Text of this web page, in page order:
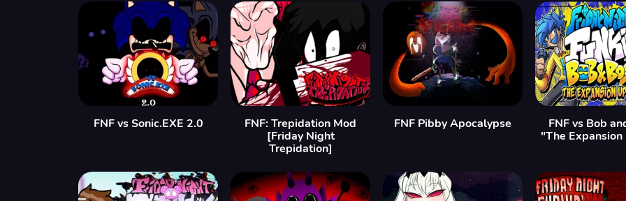
FNF vs Sonic.EXE 2.0
FNF: Trepidation Mod
[Friday Night
Trepidation]
FNF Pibby Apocalypse
FNF vs Bob
"The